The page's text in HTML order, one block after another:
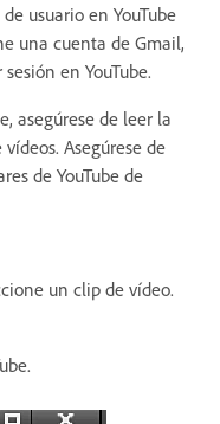
usuario en YouTube
una cuenta de Gmail,
en YouTube.
asegúrese de leer la
Asegúrese de
de YouTube de
un clip de vídeo.